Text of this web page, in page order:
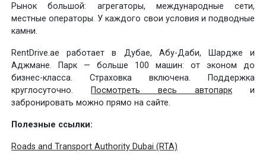
Рынок большой: агрегаторы, международные сети,
местные операторы. У каждого свои условия и подводные
камни.
RentDrive.ae работает в Дубае, Абу-Даби, Шардже и
Аджмане. Парк — больше 100 машин: от эконом до
бизнес-класса. Страховка включена. Поддержка
круглосуточно.
Посмотреть весь автопарки
забронировать можно прямо на сайте.
Полезные ссылки:
Roads and Transport Authority Dubai (RTA)